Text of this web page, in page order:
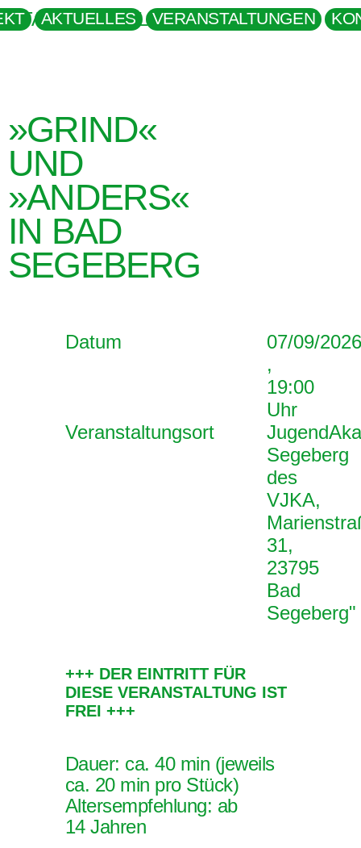
AKTUELLES VERANSTALTUNGEN
»GRIND«
UND
»ANDERS«
IN BAD
SEGEBERG
Datum
07/09/2026
,
19:00
Uhr
Veranstaltungsort
Segeberg
des
VJKA,
31,
23795
Bad
Segeberg"
+++ DER EINTRITT FÜR
DIESE VERANSTALTUNG IST
FREI +++
Dauer: ca. 40 min (jeweils
ca. 20 min pro Stück)
Altersempfehlung: ab
14 Jahren